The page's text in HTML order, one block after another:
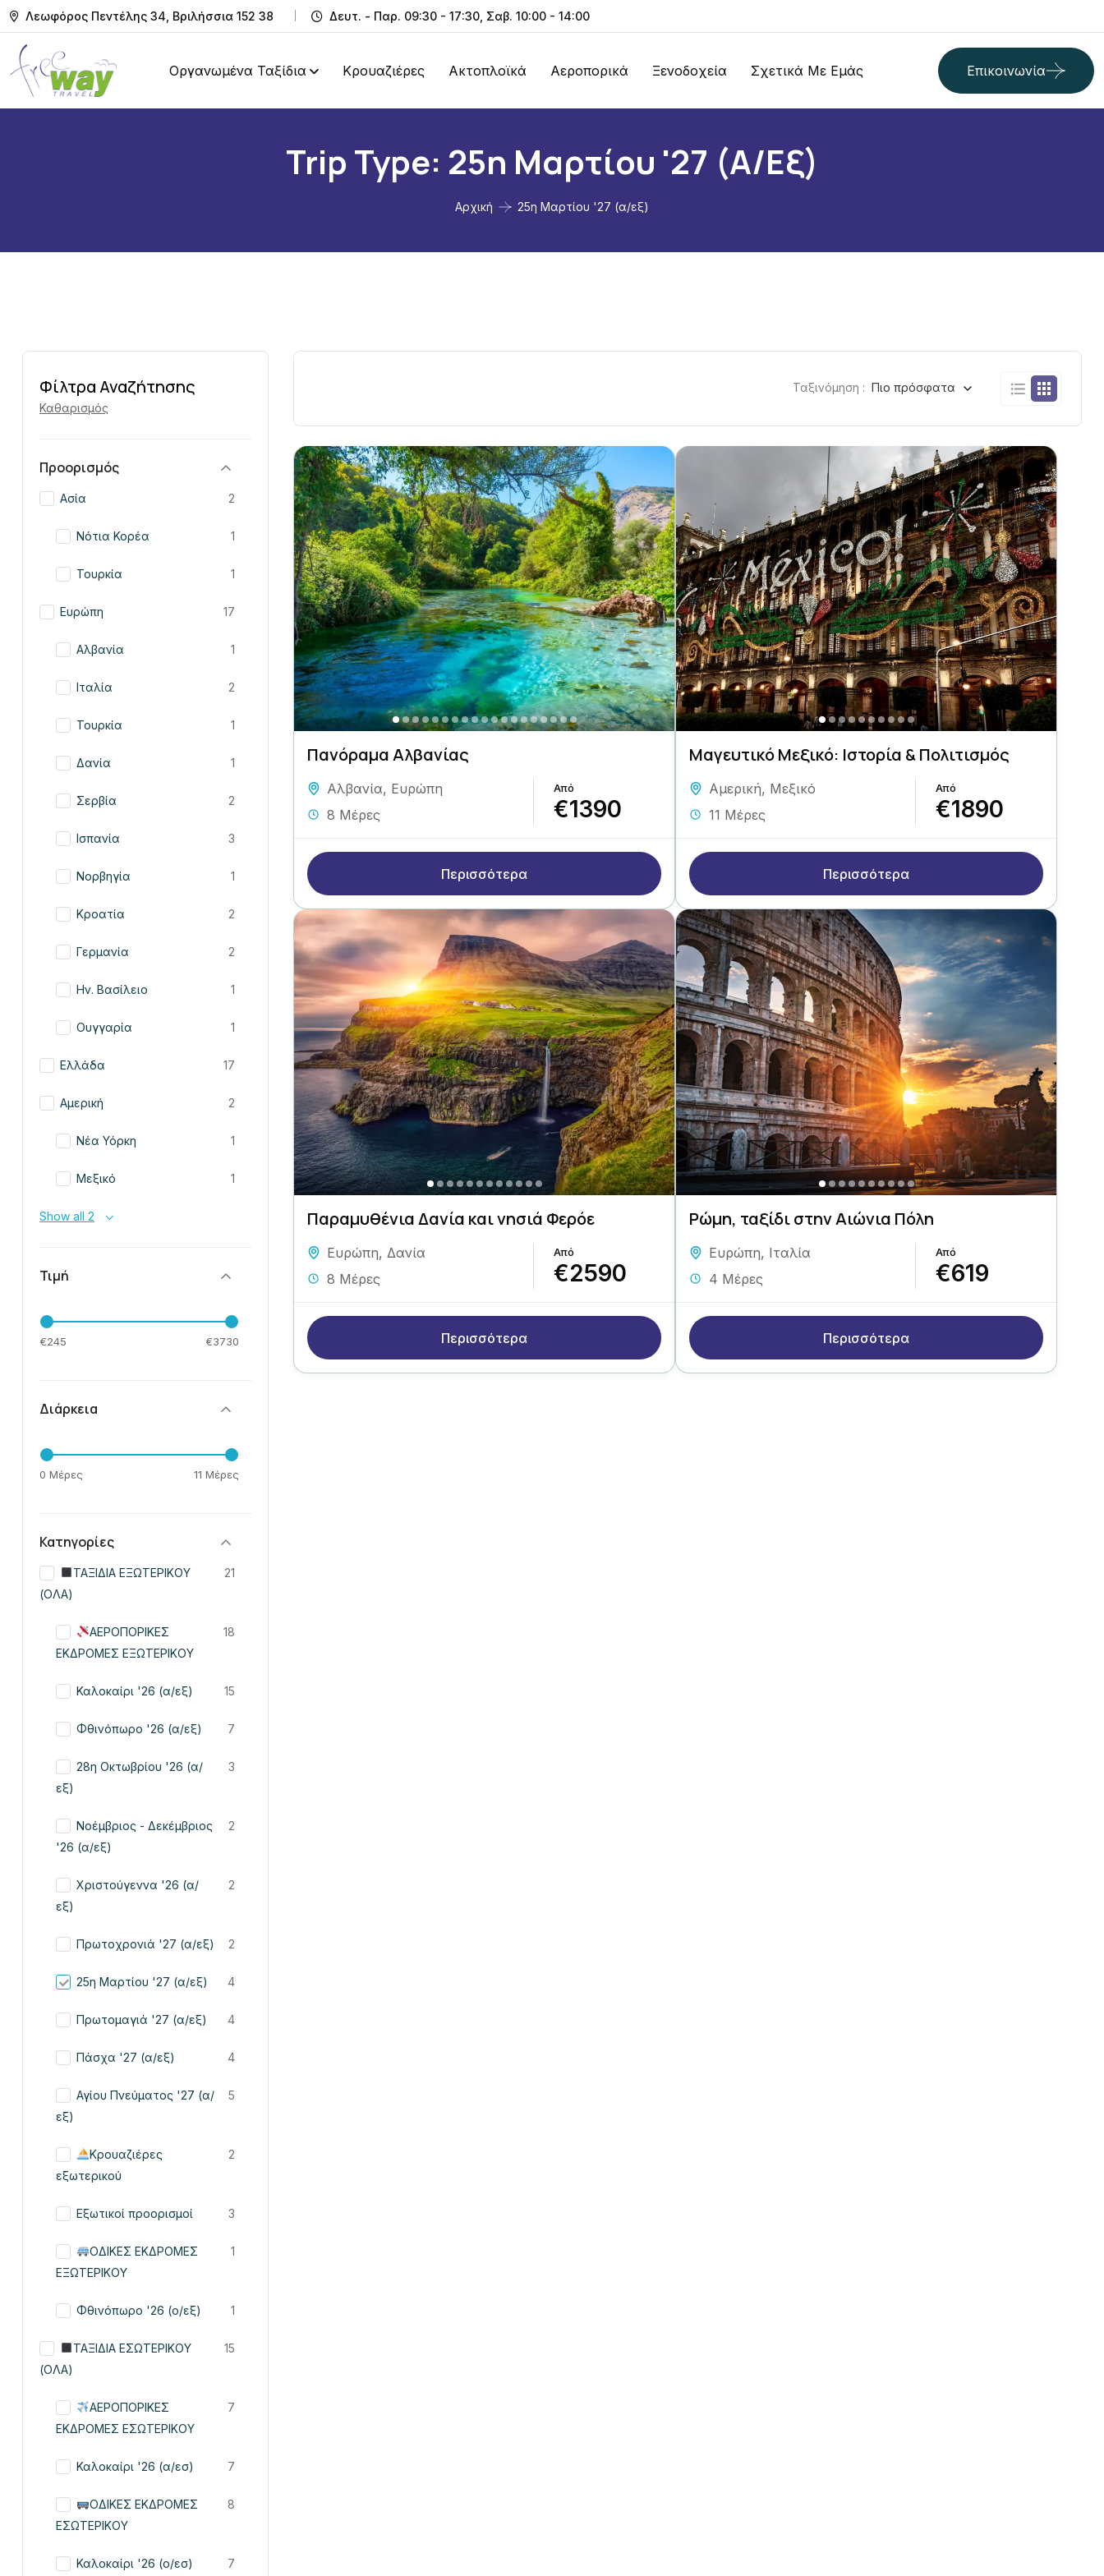
Λεωφόρος Πεντέλης 34, Βριλήσσια 152 38 Δευτ. - Παρ. 09:30 - 17:30, Σαβ. 10:00 - 14:00
Οργανωμένα Ταξίδια Κρουαζιέρες Ακτοπλοϊκά Αεροπορικά Ξενοδοχεία Σχετικά Με Εμάς Επικοινωνία
Trip Type: 25η Μαρτίου '27 (α/εξ)
Αρχική 25η Μαρτίου '27 (α/εξ)
Φίλτρα Αναζήτησης
Καθαρισμός
Προορισμός
Ασία 2
Νότια Κορέα 1
Τουρκία 1
Ευρώπη 17
Αλβανία 1
Ιταλία 2
Τουρκία 1
Δανία 1
Σερβία 2
Ισπανία 3
Νορβηγία 1
Κροατία 2
Γερμανία 2
Ην. Βασίλειο 1
Ουγγαρία 1
Ελλάδα 17
Αμερική 2
Νέα Υόρκη 1
Μεξικό 1
Show all 2
Τιμή
€245 €3730
Διάρκεια
0 Μέρες 11 Μέρες
Κατηγορίες
ΤΑΞΙΔΙΑ ΕΞΩΤΕΡΙΚΟΥ
(ΟΛΑ)
21
ΑΕΡΟΠΟΡΙΚΕΣ
ΕΚΔΡΟΜΕΣ ΕΞΩΤΕΡΙΚΟΥ
18
Καλοκαίρι '26 (α/εξ) 15
Φθινόπωρο '26 (α/εξ) 7
28η Οκτωβρίου '26 (α/
εξ)
3
Νοέμβριος - Δεκέμβριος
'26 (α/εξ)
2
Χριστούγεννα '26 (α/
εξ)
2
Πρωτοχρονιά '27 (α/εξ) 2
25η Μαρτίου '27 (α/εξ) 4
Πρωτομαγιά '27 (α/εξ) 4
Πάσχα '27 (α/εξ) 4
Αγίου Πνεύματος '27 (α/
εξ)
5
Κρουαζιέρες
εξωτερικού
2
Εξωτικοί προορισμοί 3
ΟΔΙΚΕΣ ΕΚΔΡΟΜΕΣ
ΕΞΩΤΕΡΙΚΟΥ
1
Φθινόπωρο '26 (ο/εξ) 1
ΤΑΞΙΔΙΑ ΕΣΩΤΕΡΙΚΟΥ
(ΟΛΑ)
15
ΑΕΡΟΠΟΡΙΚΕΣ
ΕΚΔΡΟΜΕΣ ΕΣΩΤΕΡΙΚΟΥ
7
Καλοκαίρι '26 (α/εσ) 7
ΟΔΙΚΕΣ ΕΚΔΡΟΜΕΣ
ΕΣΩΤΕΡΙΚΟΥ
8
Καλοκαίρι '26 (ο/εσ) 7
Ταξινόμηση : Πιο πρόσφατα
Πανόραμα Αλβανίας
Αλβανία, Ευρώπη
8 Μέρες
€1390
Περισσότερα
Μαγευτικό Μεξικό: Ιστορία & Πολιτισμός
Αμερική, Μεξικό
11 Μέρες
€1890
Περισσότερα
Παραμυθένια Δανία και νησιά Φερόε
Ευρώπη, Δανία
8 Μέρες
€2590
Περισσότερα
Ρώμη, ταξίδι στην Αιώνια Πόλη
Ευρώπη, Ιταλία
4 Μέρες
€619
Περισσότερα